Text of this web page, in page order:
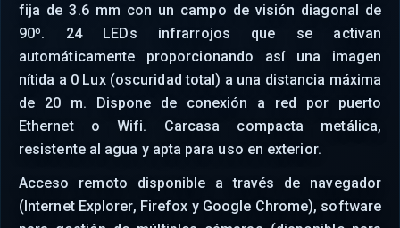
fija de 3.6 mm con un campo de visión diagonal de
90º. 24 LEDs infrarrojos que se activan
automáticamente proporcionando así una imagen
nítida a 0 Lux (oscuridad total) a una distancia máxima
de 20 m. Dispone de conexión a red por puerto
Ethernet o Wifi. Carcasa compacta metálica,
resistente al agua y apta para uso en exterior.
Acceso remoto disponible a través de navegador
(Internet Explorer, Firefox y Google Chrome), software